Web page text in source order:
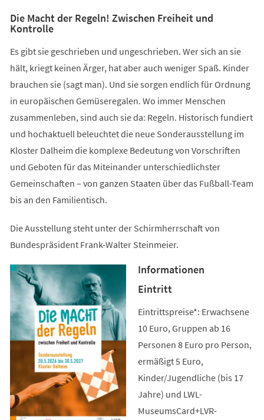
Die Macht der Regeln! Zwischen Freiheit und
Kontrolle
Es gibt sie geschrieben und ungeschrieben. Wer sich an sie
hält, kriegt keinen Ärger, hat aber auch weniger Spaß. Kinder
brauchen sie (sagt man). Und sie sorgen endlich für Ordnung
in europäischen Gemüseregalen. Wo immer Menschen
zusammenleben, sind auch sie da: Regeln. Historisch fundiert
und hochaktuell beleuchtet die neue Sonderausstellung im
Kloster Dalheim die komplexe Bedeutung von Vorschriften
und Geboten für das Miteinander unterschiedlichster
Gemeinschaften – von ganzen Staaten über das Fußball-Team
bis an den Familientisch.
Die Ausstellung steht unter der Schirmherrschaft von
Bundespräsident Frank-Walter Steinmeier.
Informationen
Eintritt
Eintrittspreise*: Erwachsene
10 Euro, Gruppen ab 16
Personen 8 Euro pro Person,
ermäßigt 5 Euro,
Kinder/Jugendliche (bis 17
Jahre) und LWL-
MuseumsCard+LVR-